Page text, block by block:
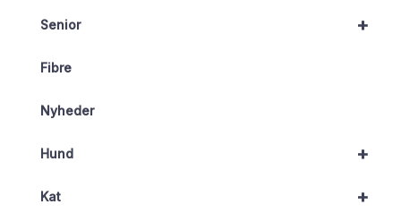
+
Senior
Fibre
Nyheder
+
Hund
+
Kat